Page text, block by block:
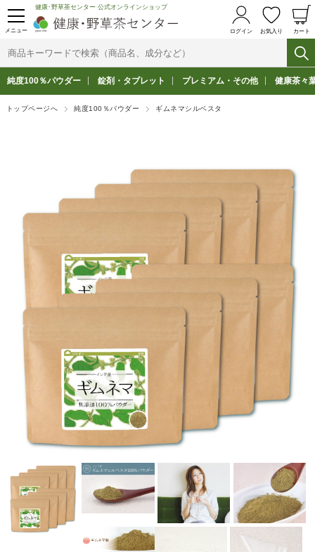
メニュー
健康･野草茶センター 公式オンラインショップ
ログイン お気入り カート
純度100％パウダー 錠剤・タブレット プレミアム・その他 健康茶々
トップページへ 純度100％パウダー ギムネマシルベスタ